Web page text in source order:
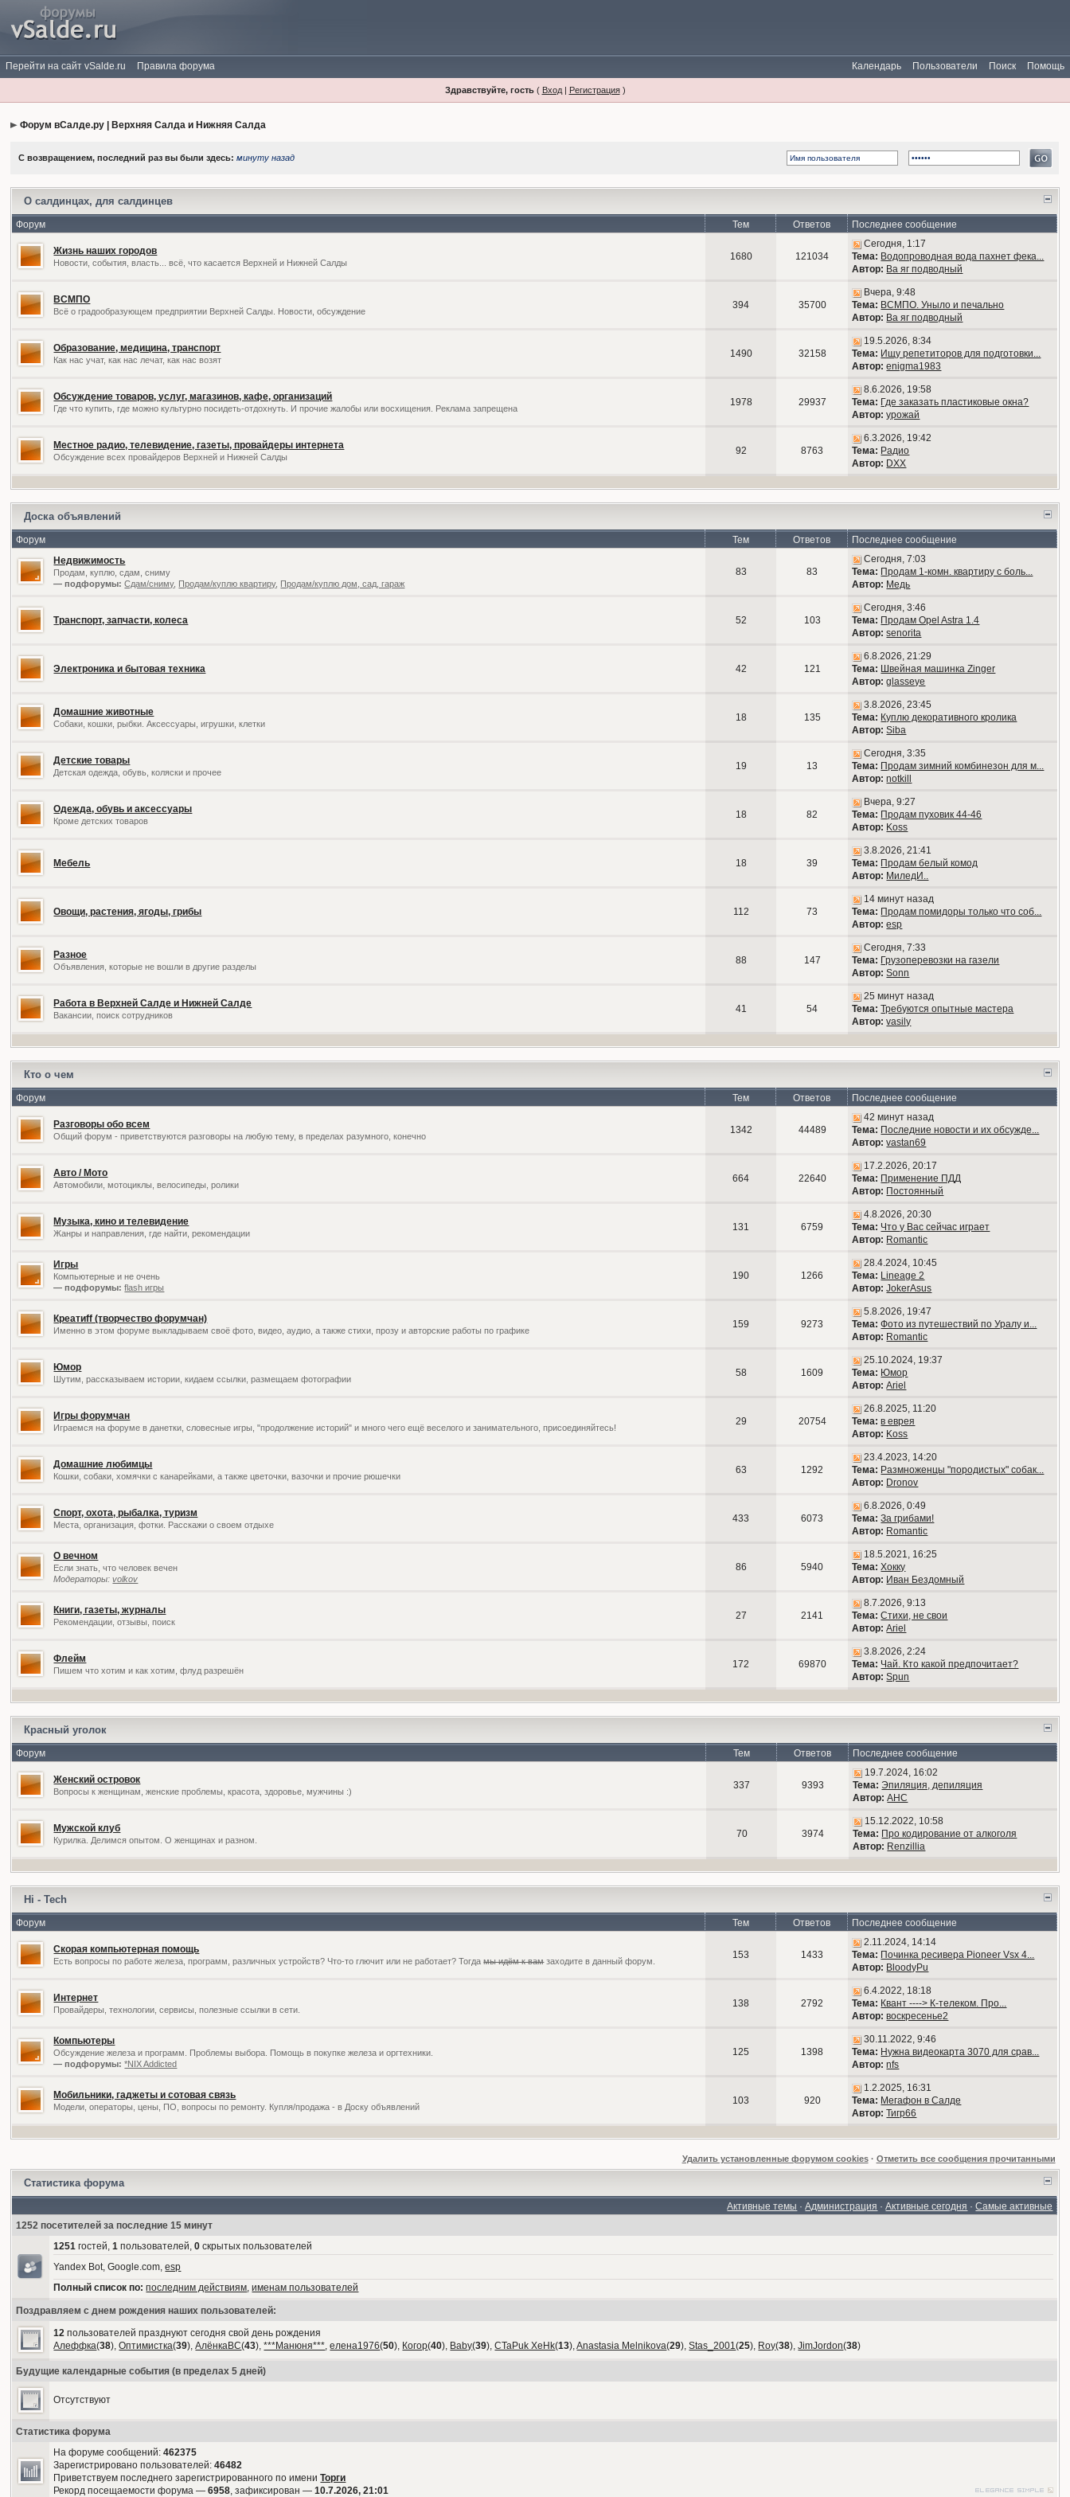
Перейти на сайт vSalde.ru Правила форума Помощь
Поиск
Пользователи
Календарь
Здравствуйте, гость( Вход| Регистрация)
Форум вСалде.ру | Верхняя Салда и Нижняя Салда
С возвращением, последний раз вы были здесь:минуту назад
О салдинцах, для салдинцев
Форум Тем Ответов Последнее сообщение
Жизнь наших городов
Новости, события, власть... всё, что касается Верхней и Нижней Салды
1680 121034
Сегодня, 1:17
Тема: Водопроводная вода пахнет фека...
Автор: Ва яг подводный
ВСМПО
Всё о градообразующем предприятии Верхней Салды. Новости, обсуждение
394 35700
Вчера, 9:48
Тема: ВСМПО. Уныло и печально
Автор: Ва яг подводный
Образование, медицина, транспорт
Как нас учат, как нас лечат, как нас возят
1490 32158
19.5.2026, 8:34
Тема: Ищу репетиторов для подготовки...
Автор: enigma1983
Обсуждение товаров, услуг, магазинов, кафе, организаций
Где что купить, где можно культурно посидеть-отдохнуть. И прочие жалобы или восхищения. Реклама запрещена
1978 29937
8.6.2026, 19:58
Тема: Где заказать пластиковые окна?
Автор: урожай
Местное радио, телевидение, газеты, провайдеры интернета
Обсуждение всех провайдеров Верхней и Нижней Салды
92 8763
6.3.2026, 19:42
Тема: Радио
Автор: DXX
Доска объявлений
Форум Тем Ответов
Последнее сообщение
Недвижимость
Продам, куплю, сдам, сниму
— подфорумы: Сдам/сниму, Продам/куплю квартиру, Продам/куплю дом, сад, гараж
83 83
Сегодня, 7:03
Тема: Продам 1-комн. квартиру с боль...
Автор: Медь
Транспорт, запчасти, колеса 52 103
Сегодня, 3:46
Тема: Продам Opel Astra 1.4
Автор: senorita
Электроника и бытовая техника 42 121
6.8.2026, 21:29
Тема: Швейная машинка Zinger
Автор: glasseye
Домашние животные
Собаки, кошки, рыбки. Аксессуары, игрушки, клетки
18 135
3.8.2026, 23:45
Тема: Куплю декоративного кролика
Автор: Siba
Детские товары
Детская одежда, обувь, коляски и прочее
19 13
Сегодня, 3:35
Тема: Продам зимний комбинезон для м...
Автор: notkill
Одежда, обувь и аксессуары
Кроме детских товаров
18 82
Вчера, 9:27
Тема: Продам пуховик 44-46
Автор: Koss
Мебель 18 39
3.8.2026, 21:41
Тема: Продам белый комод
Автор: МиледИ..
Овощи, растения, ягоды, грибы 112 73
14 минут назад
Тема: Продам помидоры только что соб...
Автор: esp
Разное
Объявления, которые не вошли в другие разделы
88 147
Сегодня, 7:33
Тема: Грузоперевозки на газели
Автор: Sonn
Работа в Верхней Салде и Нижней Салде
Вакансии, поиск сотрудников
41 54
25 минут назад
Тема: Требуются опытные мастера
Автор: vasily
Кто о чем
Форум Тем Ответов Последнее сообщение
Разговоры обо всем
Общий форум - приветствуются разговоры на любую тему, в пределах разумного, конечно
1342 44489
42 минут назад
Тема: Последние новости и их обсужде...
Автор: vastan69
Авто / Мото
Автомобили, мотоциклы, велосипеды, ролики
664 22640
17.2.2026, 20:17
Тема: Применение ПДД
Автор: Постоянный
Музыка, кино и телевидение
Жанры и направления, где найти, рекомендации
131 6759
4.8.2026, 20:30
Тема: Что у Вас сейчас играет
Автор: Romantic
Игры
Компьютерные и не очень
— подфорумы: flash игры
190 1266
28.4.2024, 10:45
Тема: Lineage 2
Автор: JokerAsus
Креатиff (творчество форумчан)
Именно в этом форуме выкладываем своё фото, видео, аудио, а также стихи, прозу и авторские работы по графике
159 9273
5.8.2026, 19:47
Тема: Фото из путешествий по Уралу и...
Автор: Romantic
Юмор
Шутим, рассказываем истории, кидаем ссылки, размещаем фотографии
58 1609
25.10.2024, 19:37
Тема: Юмор
Автор: Ariel
Игры форумчан
Играемся на форуме в данетки, словесные игры, "продолжение историй" и много чего ещё веселого и занимательного, присоединяйтесь!
29 20754
26.8.2025, 11:20
Тема: в еврея
Автор: Koss
Домашние любимцы
Кошки, собаки, хомячки с канарейками, а также цветочки, вазочки и прочие рюшечки
63 1292
23.4.2023, 14:20
Тема: Размноженцы "породистых" собак...
Автор: Dronov
Спорт, охота, рыбалка, туризм
Места, организация, фотки. Расскажи о своем отдыхе
433 6073
6.8.2026, 0:49
Тема: За грибами!
Автор: Romantic
О вечном
Если знать, что человек вечен
Модераторы:volkov
86 5940
18.5.2021, 16:25
Тема: Хокку
Автор: Иван Бездомный
Книги, газеты, журналы
Рекомендации, отзывы, поиск
27 2141
8.7.2026, 9:13
Тема: Стихи, не свои
Автор: Ariel
Флейм
Пишем что хотим и как хотим, флуд разрешён
172 69870
3.8.2026, 2:24
Тема: Чай. Кто какой предпочитает?
Автор: Spun
Красный уголок
Форум Тем Ответов Последнее сообщение
Женский островок
Вопросы к женщинам, женские проблемы, красота, здоровье, мужчины :)
337 9393
19.7.2024, 16:02
Тема: Эпиляция, депиляция
Автор: АНС
Мужской клуб
Курилка. Делимся опытом. О женщинах и разном.
70 3974
15.12.2022, 10:58
Тема: Про кодирование от алкоголя
Автор: Renzillia
Hi - Tech
Форум Тем Ответов Последнее сообщение
Скорая компьютерная помощь
Есть вопросы по работе железа, программ, различных устройств? Что-то глючит или не работает? Тогдамы идём к вамзаходите в данный форум.
153 1433
2.11.2024, 14:14
Тема: Починка ресивера Pioneer Vsx 4...
Автор: BloodyPu
Интернет
Провайдеры, технологии, сервисы, полезные ссылки в сети.
138 2792
6.4.2022, 18:18
Тема: Квант ----> К-телеком. Про...
Автор: воскресенье2
Компьютеры
Обсуждение железа и программ. Проблемы выбора. Помощь в покупке железа и оргтехники.
— подфорумы: *NIX Addicted
125 1398
30.11.2022, 9:46
Тема: Нужна видеокарта 3070 для срав...
Автор: nfs
Мобильники, гаджеты и сотовая связь
Модели, операторы, цены, ПО, вопросы по ремонту. Купля/продажа - в Доску объявлений
103 920
1.2.2025, 16:31
Тема: Мегафон в Салде
Автор: Тигр66
Удалить установленные форумом cookies· Отметить все сообщения прочитанными
Статистика форума
Активные темы ·Администрация ·Активные сегодня ·Самые активные
1252 посетителей за последние 15 минут
1251 гостей,1 пользователей,0 скрытых пользователей
Yandex Bot, Google.com,esp
Полный список по: последним действиям,именам пользователей
Поздравляем с днем рождения наших пользователей:
12 пользователей празднуют сегодня свой день рождения
Алеффка(38),Оптимистка(39),АлёнкаВС(43),***Манюня***,елена1976(50), Когор(40), Baby(39),CTaPuk XeHk(13),Anastasia Melnikova(29),Stas_2001(25), Roy(38),JimJordon(38)
Будущие календарные события (в пределах 5 дней)
Отсутствуют
Статистика форума
На форуме сообщений:462375
Зарегистрировано пользователей:46482
Приветствуем последнего зарегистрированного по имениТорги
Рекорд посещаемости форума —6958, зафиксирован —10.7.2026, 21:01